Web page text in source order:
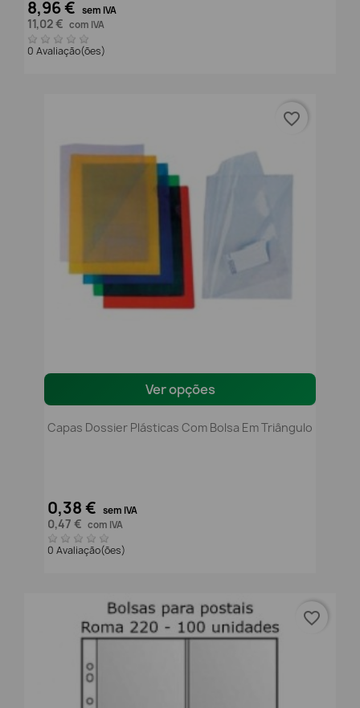
8,96 € sem IVA
11,02 € com IVA
0 Avaliação(ões)
Ver opções
Capas Dossier Plásticas Com Bolsa Em Triângulo
0,38 € sem IVA
0,47 € com IVA
0 Avaliação(ões)
favorite_border
favorite_border